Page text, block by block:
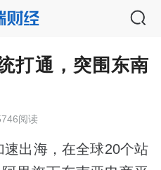
打通，突围东南
阅读
速出海，在全球20个站